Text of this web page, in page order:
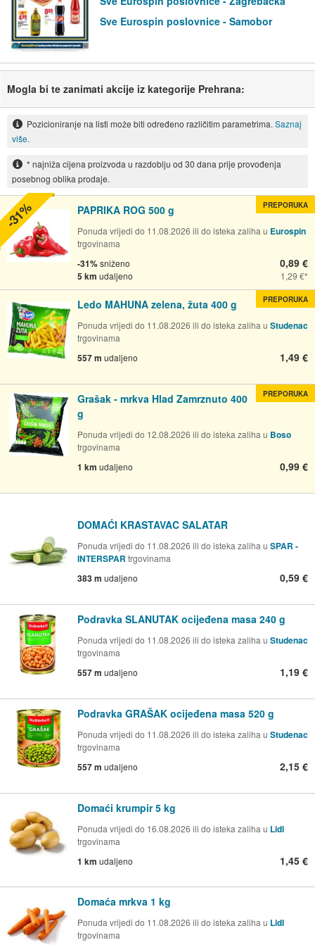
Sve Eurospin poslovnice - Samobor
Mogla bi te zanimati akcije iz kategorije Prehrana:
Pozicioniranje na listi može biti određeno različitim parametrima. Saznaj
više.
* najniža cijena proizvoda u razdoblju od 30 dana prije provođenja
posebnog oblika prodaje.
PAPRIKA ROG 500 g
Ponuda vrijedi do 11.08.2026 ili do isteka zaliha u Eurospin
trgovinama
-31%sniženo
5 km udaljeno
0,89 €
1,29 €
PREPORUKA
-31%
Ledo MAHUNA zelena, žuta 400 g
Ponuda vrijedi do 11.08.2026 ili do isteka zaliha u Studenac
trgovinama
557 m udaljeno 1,49 €
PREPORUKA
Grašak - mrkva Hlad Zamrznuto 400
g
Ponuda vrijedi do 12.08.2026 ili do isteka zaliha u Boso
trgovinama
1 km udaljeno 0,99 €
PREPORUKA
DOMAĆI KRASTAVAC SALATAR
Ponuda vrijedi do 11.08.2026 ili do isteka zaliha u SPAR -
INTERSPAR trgovinama
383 m udaljeno 0,59 €
Podravka SLANUTAK ocijeđena masa 240 g
Ponuda vrijedi do 11.08.2026 ili do isteka zaliha u Studenac
trgovinama
557 m udaljeno 1,19 €
Podravka GRAŠAK ocijeđena masa 520 g
Ponuda vrijedi do 11.08.2026 ili do isteka zaliha u Studenac
trgovinama
557 m udaljeno 2,15 €
Domaći krumpir 5 kg
Ponuda vrijedi do 16.08.2026 ili do isteka zaliha u Lidl
trgovinama
1 km udaljeno 1,45 €
Domaća mrkva 1 kg
Ponuda vrijedi do 11.08.2026 ili do isteka zaliha u Lidl
trgovinama